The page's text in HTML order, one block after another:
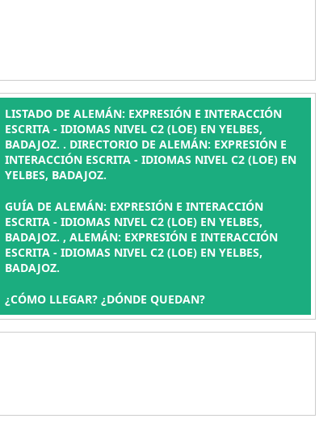
LISTADO DE ALEMÁN: EXPRESIÓN E INTERACCIÓN
ESCRITA - IDIOMAS NIVEL C2 (LOE) EN YELBES,
BADAJOZ. . DIRECTORIO DE ALEMÁN: EXPRESIÓN E
INTERACCIÓN ESCRITA - IDIOMAS NIVEL C2 (LOE) EN
YELBES, BADAJOZ.
GUÍA DE ALEMÁN: EXPRESIÓN E INTERACCIÓN
ESCRITA - IDIOMAS NIVEL C2 (LOE) EN YELBES,
BADAJOZ. , ALEMÁN: EXPRESIÓN E INTERACCIÓN
ESCRITA - IDIOMAS NIVEL C2 (LOE) EN YELBES,
BADAJOZ.
¿CÓMO LLEGAR? ¿DÓNDE QUEDAN?